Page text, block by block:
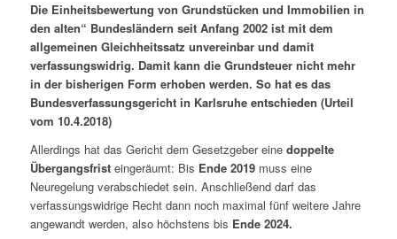
Die Einheitsbewertung von Grundstücken und Immobilien in
den alten“ Bundesländern seit Anfang 2002 ist mit dem
allgemeinen Gleichheitssatz unvereinbar und damit
verfassungswidrig. Damit kann die Grundsteuer nicht mehr
in der bisherigen Form erhoben werden. So hat es das
Bundesverfassungsgericht in Karlsruhe entschieden (Urteil
vom 10.4.2018)
Allerdings hat das Gericht dem Gesetzgeber eine doppelte
Übergangsfristeingeräumt: Bis Ende 2019muss eine
Neuregelung verabschiedet sein. Anschließend darf das
verfassungswidrige Recht dann noch maximal fünf weitere Jahre
angewandt werden, also höchstens bis Ende 2024.